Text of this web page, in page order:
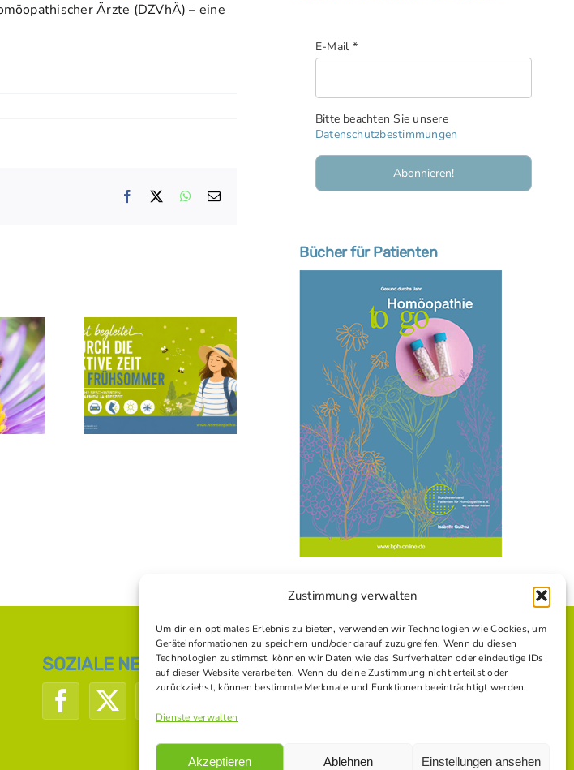
Zustimmung verwalten
Um dir ein optimales Erlebnis zu bieten, verwenden wir Technologien wie Cookies, um
Geräteinformationen zu speichern und/oder darauf zuzugreifen. Wenn du diesen
Technologien zustimmst, können wir Daten wie das Surfverhalten oder eindeutige IDs
auf dieser Website verarbeiten. Wenn du deine Zustimmung nicht erteilst oder
zurückziehst, können bestimmte Merkmale und Funktionen beeinträchtigt werden.
Dienste verwalten
Akzeptieren Ablehnen Einstellungen ansehen
Ärzte (DZVhÄ) – eine
Facebook WhatsApp
E-
E-Mail *
Bitte beachten Sie unsere
Datenschutzbestimmungen
Bücher für Patienten
SOZIALE NETZWERKE